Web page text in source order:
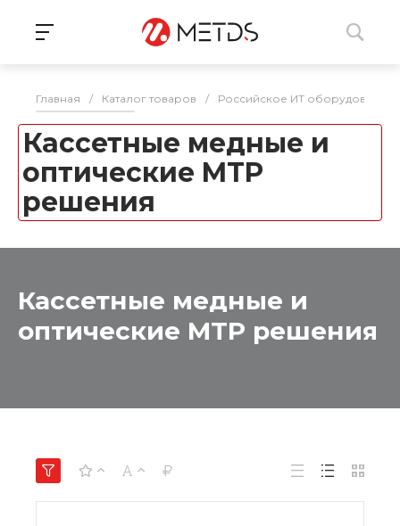
Главная / Каталог товаров / Российское ИТ оборудование
Кассетные медные и
оптические MTP
решения
Кассетные медные и
оптические MTP решения